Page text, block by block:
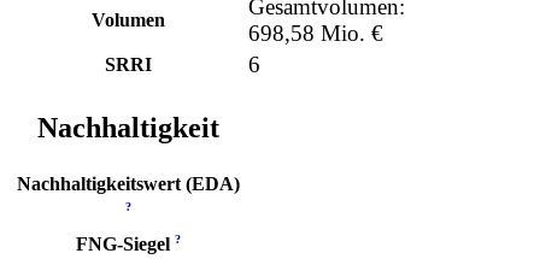
Volumen
Gesamtvolumen:
698,58 Mio. €
SRRI 6
Nachhaltigkeit
Nachhaltigkeitswert (EDA)
?
FNG-Siegel ?